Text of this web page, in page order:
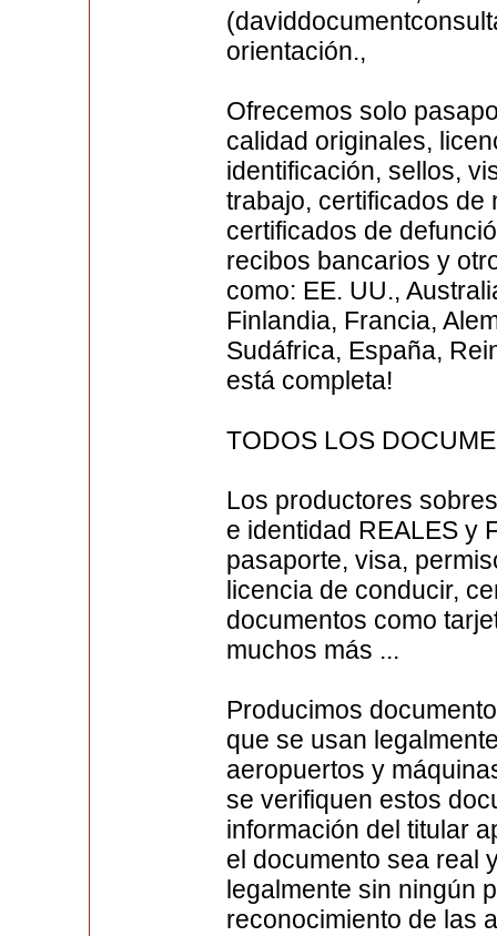
orientación.,
Ofrecemos solo
calidad originales,
identificación, sellos,
trabajo, certificados de
certificados de
recibos bancarios y
como: EE. UU.,
Finlandia, Francia,
Sudáfrica, España,
está completa!
TODOS LOS
Los productores
e identidad REALES y
pasaporte, visa,
licencia de conducir,
documentos como
muchos más ...
Producimos
que se usan
aeropuertos y
se verifiquen estos
información del titular
el documento sea real
legalmente sin ningún
reconocimiento de las